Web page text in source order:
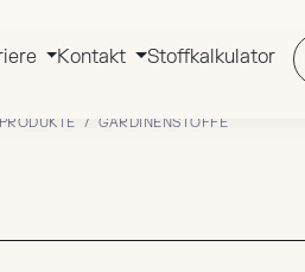
Kontakt Stoffkalkulator
PRODUKTE / GARDINENSTOFFE